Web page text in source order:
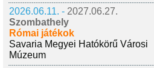
2026.06.11. - 2027.06.27.
Szombathely
Római játékok
Savaria Megyei Hatókörű Városi
Múzeum